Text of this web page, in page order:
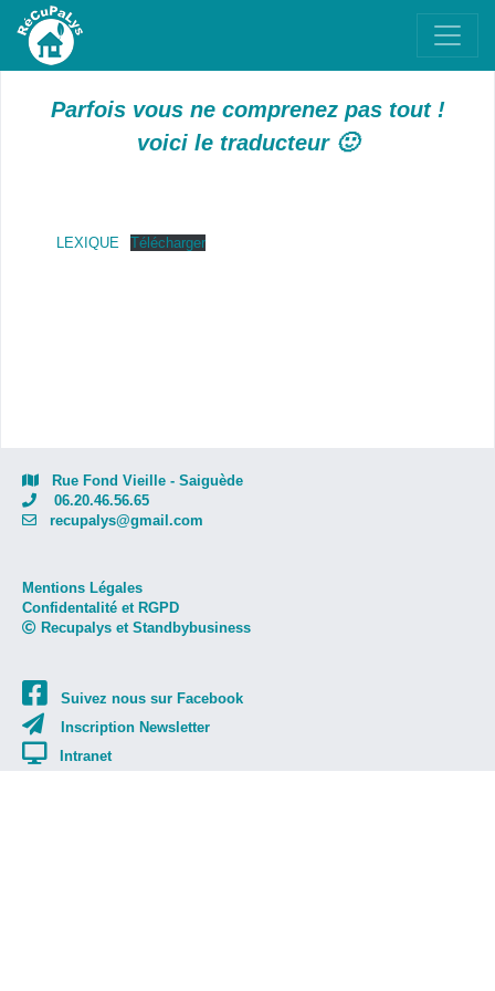
Parfois vous ne comprenez pas tout !
voici le traducteur 🙂
LEXIQUE Télécharger
Rue Fond Vieille - Saiguède
06.20.46.56.65
recupalys@gmail.com
Mentions Légales
Confidentalité et RGPD
Recupalys et Standbybusiness
Suivez nous sur Facebook
Inscription Newsletter
Intranet